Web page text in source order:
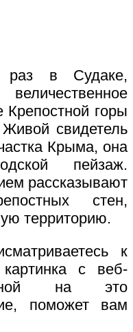
в Судаке,
горы
свидетель
Крыма, она
пейзаж.
рассказывают
стен,
территорию.
к
с веб-
на это
поможет вам